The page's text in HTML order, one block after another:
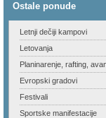
Ostale ponude
Letnji dečiji kampovi
Letovanja
Planinarenje, rafting,
Evropski gradovi
Festivali
Sportske manifestacije